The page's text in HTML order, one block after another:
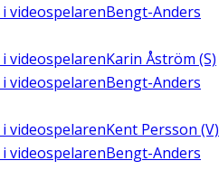
i videospelarenBengt-Anders
i videospelarenKarin Åström (S)
i videospelarenBengt-Anders
i videospelarenKent Persson (V)
i videospelarenBengt-Anders